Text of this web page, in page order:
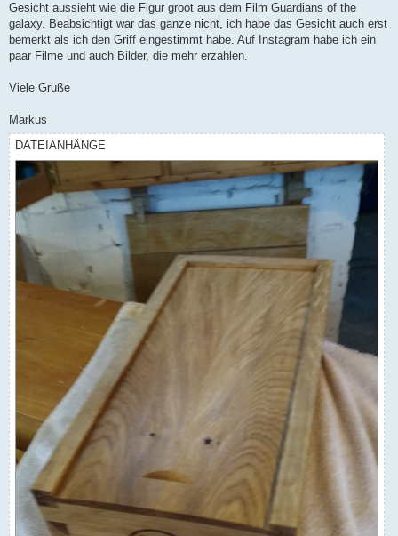
Gesicht aussieht wie die Figur groot aus dem Film Guardians of the
galaxy. Beabsichtigt war das ganze nicht, ich habe das Gesicht auch erst
bemerkt als ich den Griff eingestimmt habe. Auf Instagram habe ich ein
paar Filme und auch Bilder, die mehr erzählen.
Viele Grüße
Markus
DATEIANHÄNGE